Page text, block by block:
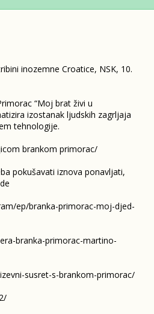
inozemne Croatice, NSK, 10.
“Moj brat živi u
izostanak ljudskih zagrljaja
tehnologije.
brankom primorac/
pokušavati iznova ponavljati,
ep/branka-primorac-moj-djed-
branka-primorac-martino-
susret-s-brankom-primorac/